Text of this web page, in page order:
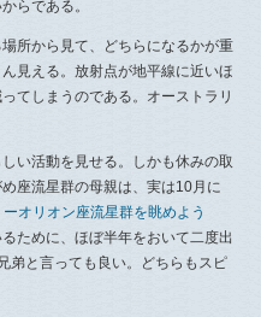
らである。
所から見て、どちらになるかが重
見える。放射点が地平線に近いほ
てしまうのである。オーストラリ
い活動を見せる。しかも休みの取
座流星群の母親は、実は10月に
オリオン座流星群を眺めよう
ために、ほぼ半年をおいて二度出
弟と言っても良い。どちらもスピ